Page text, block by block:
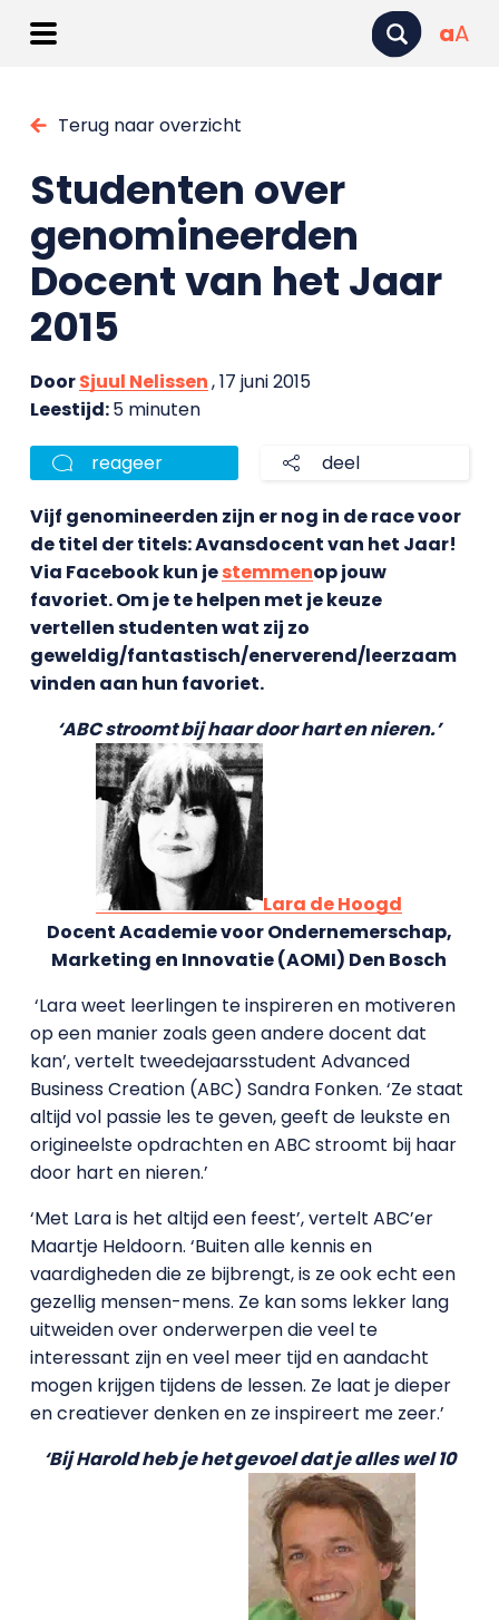
aA
Terug naar overzicht
Studenten over
genomineerden
Docent van het Jaar
2015
DoorSjuul Nelissen, 17 juni 2015
Leestijd:5 minuten
reageer deel
Vijf genomineerden zijn er nog in de race voor
de titel der titels: Avansdocent van het Jaar!
Via Facebook kun jestemmenop jouw
favoriet. Om je te helpen met je keuze
vertellen studenten wat zij zo
geweldig/fantastisch/enerverend/leerzaam
vinden aan hun favoriet.
‘ABC stroomt bij haar door hart en nieren.’
Lara de Hoogd
Docent Academie voor Ondernemerschap,
Marketing en Innovatie (AOMI) Den Bosch
‘Lara weet leerlingen te inspireren en motiveren
op een manier zoals geen andere docent dat
kan’, vertelt tweedejaarsstudent Advanced
Business Creation (ABC) Sandra Fonken. ‘Ze staat
altijd vol passie les te geven, geeft de leukste en
origineelste opdrachten en ABC stroomt bij haar
door hart en nieren.’
‘Met Lara is het altijd een feest’, vertelt ABC’er
Maartje Heldoorn. ‘Buiten alle kennis en
vaardigheden die ze bijbrengt, is ze ook echt een
gezellig mensen-mens. Ze kan soms lekker lang
uitweiden over onderwerpen die veel te
interessant zijn en veel meer tijd en aandacht
mogen krijgen tijdens de lessen. Ze laat je dieper
en creatiever denken en ze inspireert me zeer.’
‘Bij Harold heb je het gevoel dat je alles wel 10